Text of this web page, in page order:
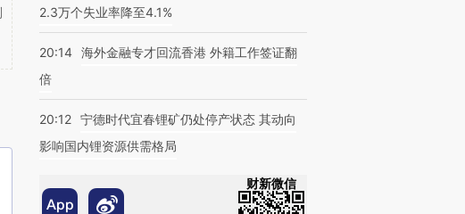
2.3万个失业率降至4.1%
20:14 海外金融专才回流香港 外籍工作签证翻
倍
20:12 宁德时代宜春锂矿仍处停产状态 其动向
影响国内锂资源供需格局
财新微信